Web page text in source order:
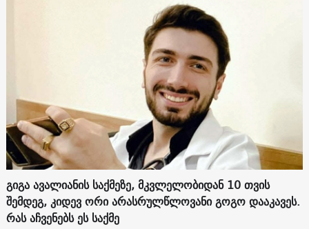
გიგა ავალიანის საქმეზე, მკვლელობიდან 10 თვის
შემდეგ, კიდევ ორი არასრულწლოვანი გოგო დააკავეს.
რას აჩვენებს ეს საქმე